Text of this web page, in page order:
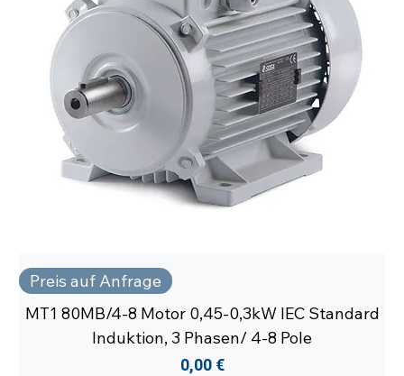
Preis auf Anfrage
MT1 80MB/4-8 Motor 0,45-0,3kW IEC Standard
Induktion, 3 Phasen/ 4-8 Pole
Preis
0,00 €